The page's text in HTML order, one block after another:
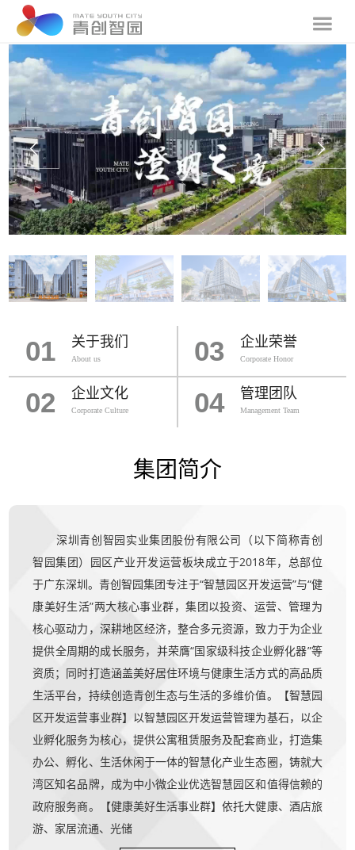
01 关于我们
About us
02 企业文化
Corporate Culture
03 企业荣誉
Corporate Honor
04 管理团队
Management Team
集团简介
深圳青创智园实业集团股份有限公司（以下简称青创
智园集团）园区产业开发运营板块成立于2018年，总部位
于广东深圳。青创智园集团专注于“智慧园区开发运营”与“健
康美好生活”两大核心事业群，集团以投资、运营、管理为
核心驱动力，深耕地区经济，整合多元资源，致力于为企业
提供全周期的成长服务，并荣膺“国家级科技企业孵化器”等
资质；同时打造涵盖美好居住环境与健康生活方式的高品质
生活平台，持续创造青创生态与生活的多维价值。【智慧园
区开发运营事业群】以智慧园区开发运营管理为基石，以企
业孵化服务为核心，提供公寓租赁服务及配套商业，打造集
办公、孵化、生活休闲于一体的智慧化产业生态圈，铸就大
湾区知名品牌，成为中小微企业优选智慧园区和值得信赖的
政府服务商。【健康美好生活事业群】依托大健康、酒店旅
游、家居流通、光储